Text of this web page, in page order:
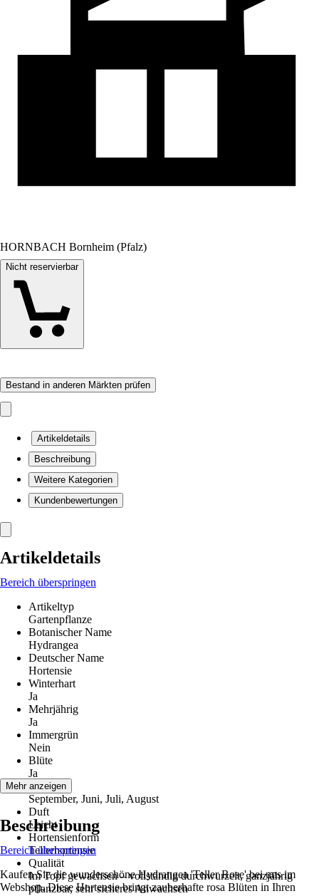
HORNBACH Bornheim (Pfalz)
Nicht reservierbar
Bestand in anderen Märkten prüfen
Artikeldetails
Beschreibung
Weitere Kategorien
Kundenbewertungen
Artikeldetails
Bereich überspringen
Artikeltyp
Gartenpflanze
Botanischer Name
Hydrangea
Deutscher Name
Hortensie
Winterhart
Ja
Mehrjährig
Ja
Immergrün
Nein
Blüte
Ja
Blütezeit
September, Juni, Juli, August
Duft
Leicht
Hortensienform
Tellerhortensie
Qualität
Im Topf gewachsen – vollständig durchwurzelt, ganzjährig
pflanzbar, sehr sicheres Anwachsen
Mehr anzeigen
Beschreibung
Bereich überspringen
Kaufen Sie die wunderschöne Hydrangea 'Teller Rose' bei uns im
Webshop. Diese Hortensie bringt zauberhafte rosa Blüten in Ihren